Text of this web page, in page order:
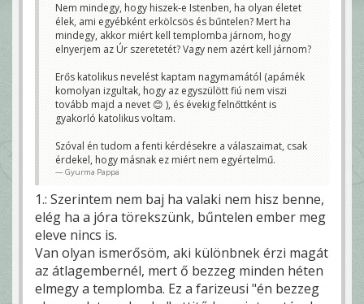
Nem mindegy, hogy hiszek-e Istenben, ha olyan életet
élek, ami egyébként erkölcsös és bűntelen? Mert ha
mindegy, akkor miért kell templomba járnom, hogy
elnyerjem az Úr szeretetét? Vagy nem azért kell járnom?
Erős katolikus nevelést kaptam nagymamától (apámék
komolyan izgultak, hogy az egyszülött fiú nem viszi
tovább majd a nevet 😊 ), és évekig felnőttként is
gyakorló katolikus voltam.
Szóval én tudom a fenti kérdésekre a válaszaimat, csak
érdekel, hogy másnak ez miért nem egyértelmű.
Gyurma Pappa
1.: Szerintem nem baj ha valaki nem hisz benne,
elég ha a jóra törekszünk, bűntelen ember meg
eleve nincs is.
Van olyan ismerősöm, aki különbnek érzi magát
az átlagembernél, mert ő bezzeg minden héten
elmegy a templomba. Ez a farizeusi "én bezzeg